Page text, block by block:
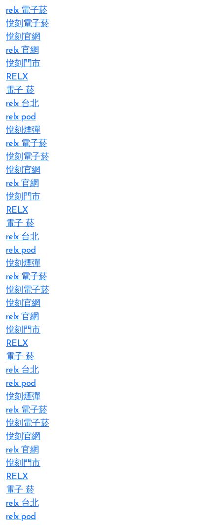
relx 電子菸
悅刻電子菸
悅刻官網
relx 官網
悅刻門市
RELX
電子 菸
relx 台北
relx pod
悅刻煙彈
relx 電子菸
悅刻電子菸
悅刻官網
relx 官網
悅刻門市
RELX
電子 菸
relx 台北
relx pod
悅刻煙彈
relx 電子菸
悅刻電子菸
悅刻官網
relx 官網
悅刻門市
RELX
電子 菸
relx 台北
relx pod
悅刻煙彈
relx 電子菸
悅刻電子菸
悅刻官網
relx 官網
悅刻門市
RELX
電子 菸
relx 台北
relx pod